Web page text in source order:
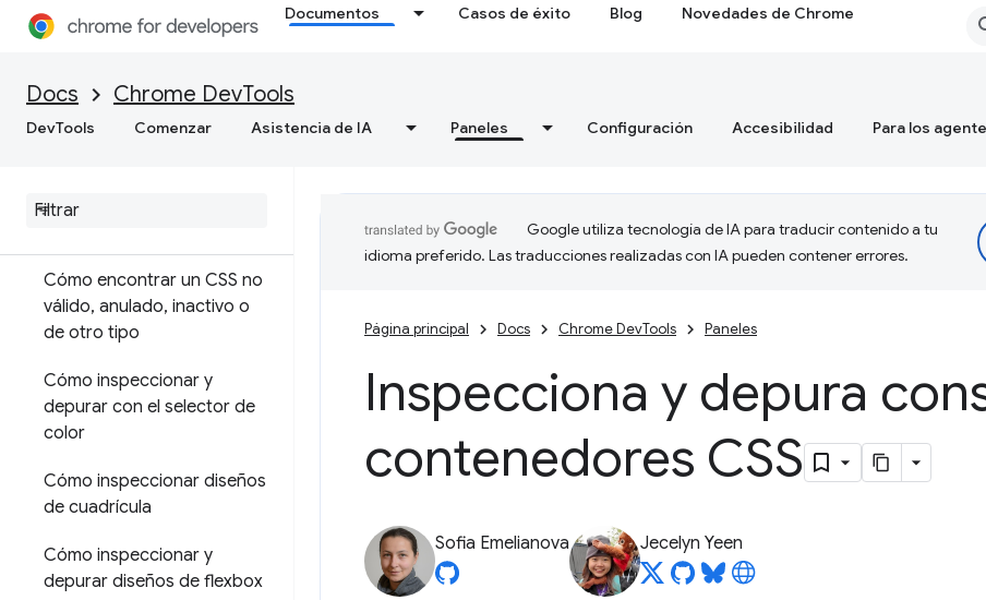
Documentos Casos de éxito Blog Novedades de Chrome
Docs Chrome DevTools
DevTools Comenzar Asistencia de IA Paneles Configuración Accesibilidad Para los
Elementos
Descripción general
DOM
Cómo encontrar un CSS no
válido, anulado, inactivo o
de otro tipo
Cómo inspeccionar y
depurar con el selector de
color
Cómo inspeccionar diseños
de cuadrícula
Cómo inspeccionar y
depurar diseños de flexbox
Google utiliza tecnología de IA para traducir contenido a tu
idioma preferido. Las traducciones realizadas con IA pueden contener errores.
Página principal Docs Chrome DevTools Paneles
Inspecciona y depura
contenedores CSS
Sofia Emelianova Jecelyn Yeen